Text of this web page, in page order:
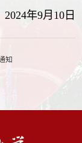
2024年9月10日
知